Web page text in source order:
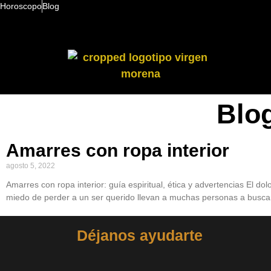
HoroscopoBlog
Amarres con ropa interior
agosto 5, 2022
Amarres con ropa interior: guía espiritual, ética y advertencias El
miedo de perder a un ser querido llevan a muchas personas a
Déjanos ayudarte